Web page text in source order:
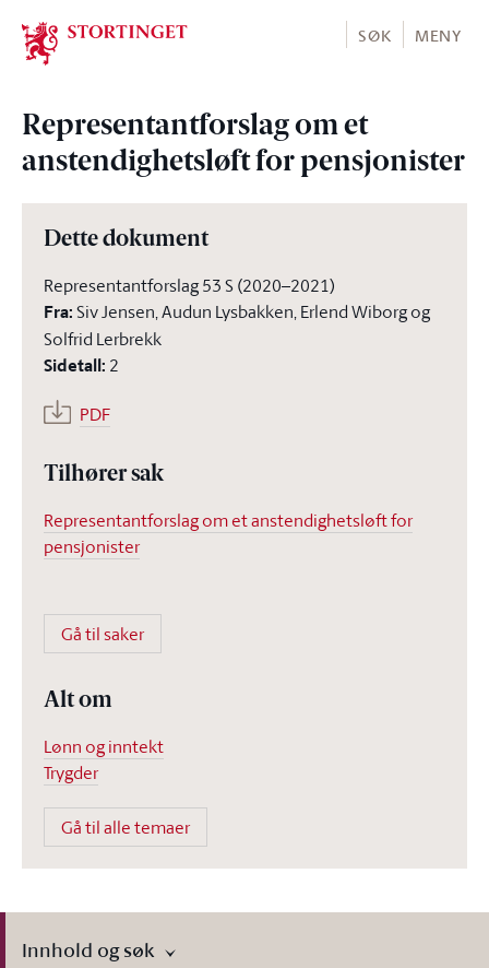
Stortinget.no
SØK MENY
Representantforslag om et
anstendighetsløft for pensjonister
Dette dokument
Representantforslag 53 S (2020–2021)
Fra:Siv Jensen, Audun Lysbakken, Erlend Wiborg og
Solfrid Lerbrekk
Sidetall: 2
PDF
Tilhører sak
Representantforslag om et anstendighetsløft for
pensjonister
Gå til saker
Alt om
Lønn og inntekt
Trygder
Gå til alle temaer
Innhold og søk